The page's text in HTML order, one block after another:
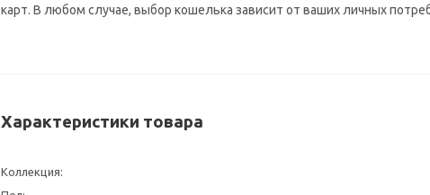
карт. В любом случае, выбор кошелька зависит от ваших личных
Характеристики товара
Коллекция: